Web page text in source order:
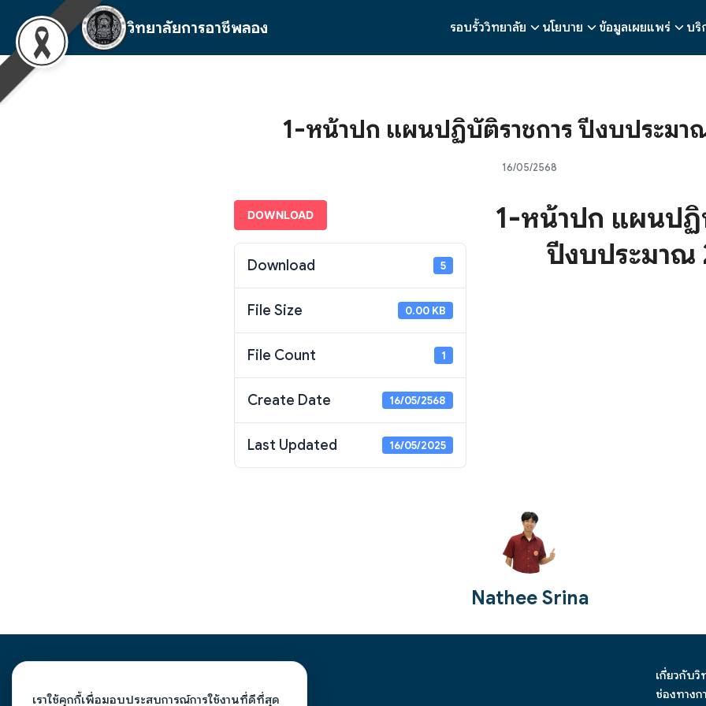
content
วิทยาลัยการอาชีพลอง รอบรั้ววิทยาลัย นโยบาย ข้อมูลเผยแพร่ บริ
1-หน้าปก แผนปฏิบัติราชการ ปีงบประมา
16/05/2568
DOWNLOAD
Download 5
File Size 0.00 KB
File Count 1
Create Date 16/05/2568
Last Updated 16/05/2025
1-หน้าปก แผนปฏิ
ปีงบประมาณ
Nathee Srina
เกี่ยวกับวิ
ช่องทาง
เราใช้คุกกี้เพื่อมอบประสบการณ์การใช้งานที่ดีที่สุด